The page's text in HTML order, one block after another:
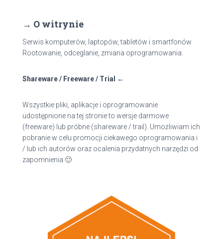
:
→ O witrynie
Serwis komputerów, laptopów, tabletów i smartfonów.
Rootowanie, odceglanie, zmiana oprogramowania.
Shareware / Freeware / Trial ←
Wszystkie pliki, aplikacje i oprogramowanie
udostępnione na tej stronie to wersje darmowe
(freeware) lub próbne (shareware / trail). Umożliwiam ich
pobranie w celu promocji ciekawego oprogramowania i
/ lub ich autorów oraz ocalenia przydatnych narzędzi od
zapomnienia 🙂